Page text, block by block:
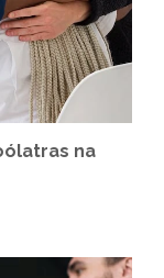
na